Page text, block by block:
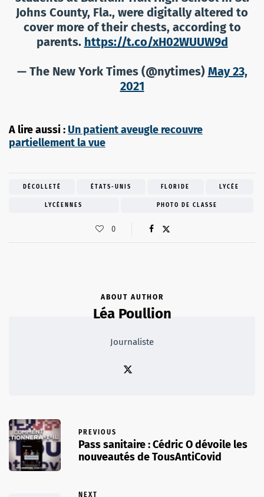
Johns County, Fla., were digitally altered to
cover more of their chests, according to
parents. https://t.co/xH02WUUW9d
— The New York Times (@nytimes) May 23,
2021
A lire aussi : Un patient aveugle recouvre
partiellement la vue
DÉCOLLETÉ ÉTATS-UNIS FLORIDE LYCÉE
LYCÉENNES PHOTO DE CLASSE
0
ABOUT AUTHOR
Léa Poullion
Journaliste
PREVIOUS
Pass sanitaire : Cédric O dévoile les
nouveautés de TousAntiCovid
NEXT